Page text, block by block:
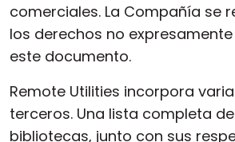
comerciales. La Compañía se
los derechos no
este documento.
Remote Utilities incorpora
terceros. Una lista completa
bibliotecas, junto con sus